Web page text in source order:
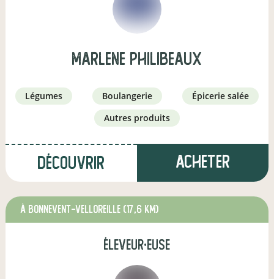
marlene philibeaux
légumes boulangerie
épicerie salée
autres produits
Découvrir Acheter
à Bonnevent-Velloreille (17,6 km)
éleveur·euse